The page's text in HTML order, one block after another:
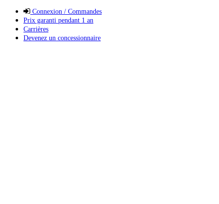
Connexion / Commandes
Prix garanti pendant 1 an
Carrières
Devenez un concessionnaire